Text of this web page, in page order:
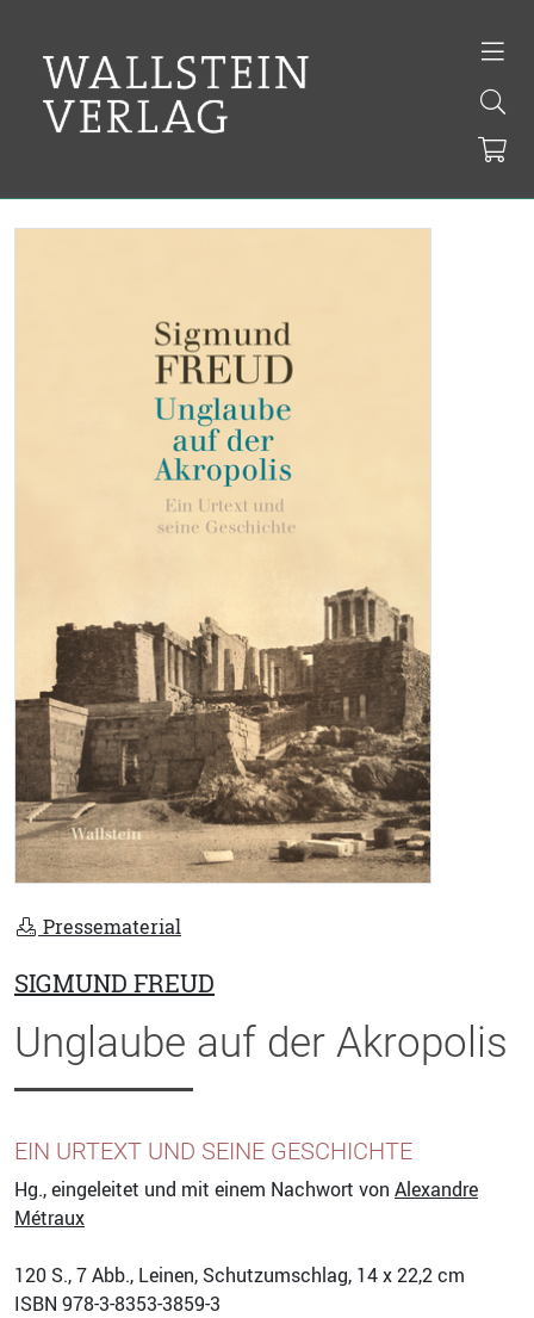
Pressematerial
SIGMUND FREUD
Unglaube auf der Akropolis
EIN URTEXT UND SEINE GESCHICHTE
Hg., eingeleitet und mit einem Nachwort von Alexandre
Métraux
120 S., 7 Abb., Leinen, Schutzumschlag, 14 x 22,2 cm
ISBN 978-3-8353-3859-3